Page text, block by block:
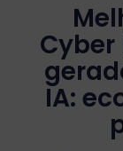
Cyber
IA: